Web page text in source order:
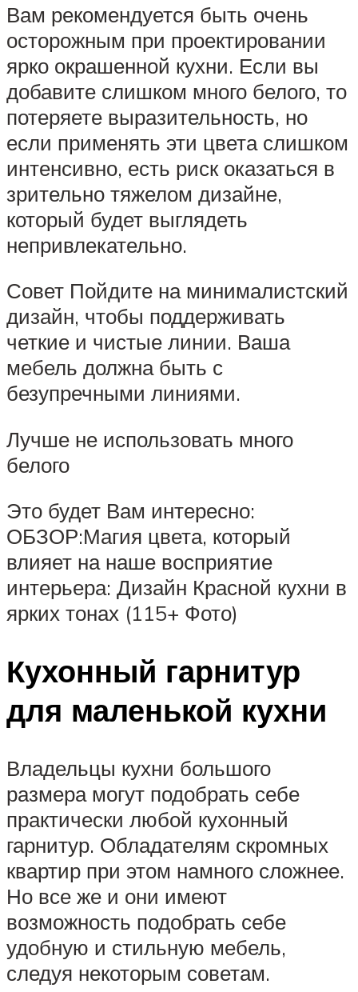
Вам рекомендуется быть очень
осторожным при проектировании
ярко окрашенной кухни. Если вы
добавите слишком много белого, то
потеряете выразительность, но
если применять эти цвета слишком
интенсивно, есть риск оказаться в
зрительно тяжелом дизайне,
который будет выглядеть
непривлекательно.
Совет Пойдите на минималистский
дизайн, чтобы поддерживать
четкие и чистые линии. Ваша
мебель должна быть с
безупречными линиями.
Лучше не использовать много
белого
Это будет Вам интересно:
ОБЗОР:Магия цвета, который
влияет на наше восприятие
интерьера: Дизайн Красной кухни в
ярких тонах (115+ Фото)
Кухонный гарнитур
для маленькой кухни
Владельцы кухни большого
размера могут подобрать себе
практически любой кухонный
гарнитур. Обладателям скромных
квартир при этом намного сложнее.
Но все же и они имеют
возможность подобрать себе
удобную и стильную мебель,
следуя некоторым советам.